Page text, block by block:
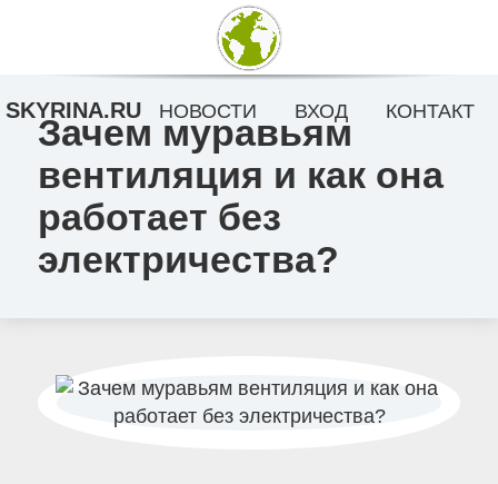
Зачем муравьям
вентиляция и как она
работает без
электричества?
SKYRINA.RU НОВОСТИ ВХОД КОНТАКТ